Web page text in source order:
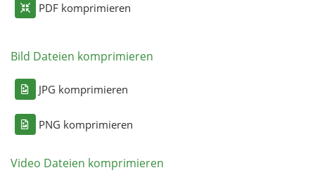
PDF komprimieren
Bild Dateien komprimieren
JPG komprimieren
PNG komprimieren
Video Dateien komprimieren